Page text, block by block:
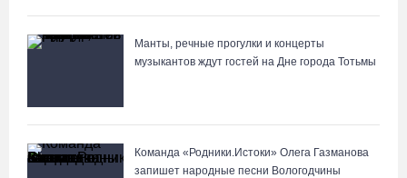
Манты, речные прогулки и концерты
музыкантов ждут гостей на Дне города Тотьмы
Команда «Родники.Истоки» Олега Газманова
запишет народные песни Вологодчины